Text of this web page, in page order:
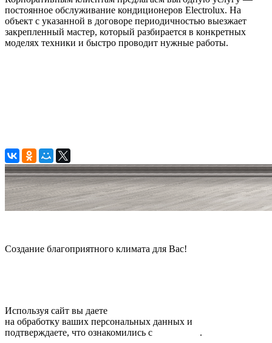
постоянное обслуживание кондиционеров Electrolux. На
объект с указанной в договоре периодичностью выезжает
закрепленный мастер, который разбирается в конкретных
моделях техники и быстро проводит нужные работы.
Создание благоприятного климата для Вас!
Используя сайт вы даете
на обработку ваших персональных данных и
подтверждаете, что ознакомились с
.